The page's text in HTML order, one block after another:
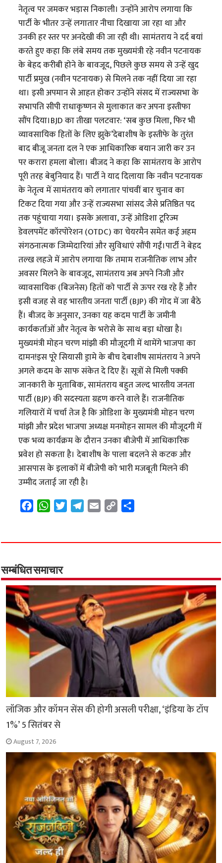
नेतृत्व पर जमकर भड़ास निकाली। उन्होंने आरोप लगाया कि
पार्टी के भीतर उन्हें लगातार नीचा दिखाया जा रहा था और
उनकी हर स्तर पर अनदेखी की जा रही थी। सामंतराय ने दर्द बयां
करते हुए कहा कि लंबे समय तक मुख्यमंत्री रहे नवीन पटनायक
के बेहद करीबी होने के बावजूद, पिछले कुछ समय से उन्हें खुद
पार्टी प्रमुख (नवीन पटनायक) से मिलने तक नहीं दिया जा रहा
था। इसी अपमान से आहत होकर उन्होंने संसद में राज्यसभा के
सभापति सीपी राधाकृष्णन से मुलाकात कर अपना इस्तीफा
सौंप दिया।BJD का तीखा पलटवार: ‘सब कुछ मिला, फिर भी
व्यावसायिक हितों के लिए झुके’देबाशीष के इस्तीफे के तुरंत
बाद बीजू जनता दल ने एक आधिकारिक बयान जारी कर उन
पर करारा हमला बोला। बीजद ने कहा कि सामंतराय के आरोप
पूरी तरह बेबुनियाद हैं। पार्टी ने याद दिलाया कि नवीन पटनायक
के नेतृत्व में सामंतराय को लगातार पांचवीं बार चुनाव का
टिकट दिया गया और उन्हें राज्यसभा सांसद जैसे प्रतिष्ठित पद
तक पहुंचाया गया। इसके अलावा, उन्हें ओडिशा टूरिज्म
डेवलपमेंट कॉरपोरेशन (OTDC) का चेयरमैन समेत कई अहम
संगठनात्मक जिम्मेदारियां और सुविधाएं सौंपी गईं।पार्टी ने बेहद
तल्ख लहजे में आरोप लगाया कि तमाम राजनीतिक लाभ और
अवसर मिलने के बावजूद, सामंतराय अब अपने निजी और
व्यावसायिक (बिजनेस) हितों को पार्टी से ऊपर रख रहे हैं और
इसी वजह से वह भारतीय जनता पार्टी (BJP) की गोद में जा बैठे
हैं। बीजद के अनुसार, उनका यह कदम पार्टी के जमीनी
कार्यकर्ताओं और नेतृत्व के भरोसे के साथ बड़ा धोखा है।
मुख्यमंत्री मोहन चरण मांझी की मौजूदगी में थामेंगे भाजपा का
दामन!इस पूरे सियासी ड्रामे के बीच देबाशीष सामंतराय ने अपने
अगले कदम के साफ संकेत दे दिए हैं। सूत्रों से मिली पक्की
जानकारी के मुताबिक, सामंतराय बहुत जल्द भारतीय जनता
पार्टी (BJP) की सदस्यता ग्रहण करने वाले हैं। राजनीतिक
गलियारों में चर्चा तेज है कि ओडिशा के मुख्यमंत्री मोहन चरण
मांझी और प्रदेश भाजपा अध्यक्ष मनमोहन सामल की मौजूदगी में
एक भव्य कार्यक्रम के दौरान उनका बीजेपी में आधिकारिक
प्रवेश हो सकता है। देबाशीष के पाला बदलने से कटक और
आसपास के इलाकों में बीजेपी को भारी मजबूती मिलने की
उम्मीद जताई जा रही है।
F
e
o
o
k
W
t
A
p
T
t
r
T
e
a
m
E
i
C
y
n
k
r
सम्बंधित समाचार
लॉजिक और कॉमन सेंस की होगी असली परीक्षा, ‘इंडिया के टॉप
1%’ 5 सितंबर से
August 7, 2026